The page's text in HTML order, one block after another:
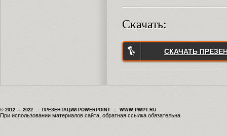
Скачать:
СКАЧАТЬ
© 2012 — 2022 :: ПРЕЗЕНТАЦИИ POWERPOINT :: WWW.PWPT.RU
При использовании материалов сайта, обратная ссылка обязательна